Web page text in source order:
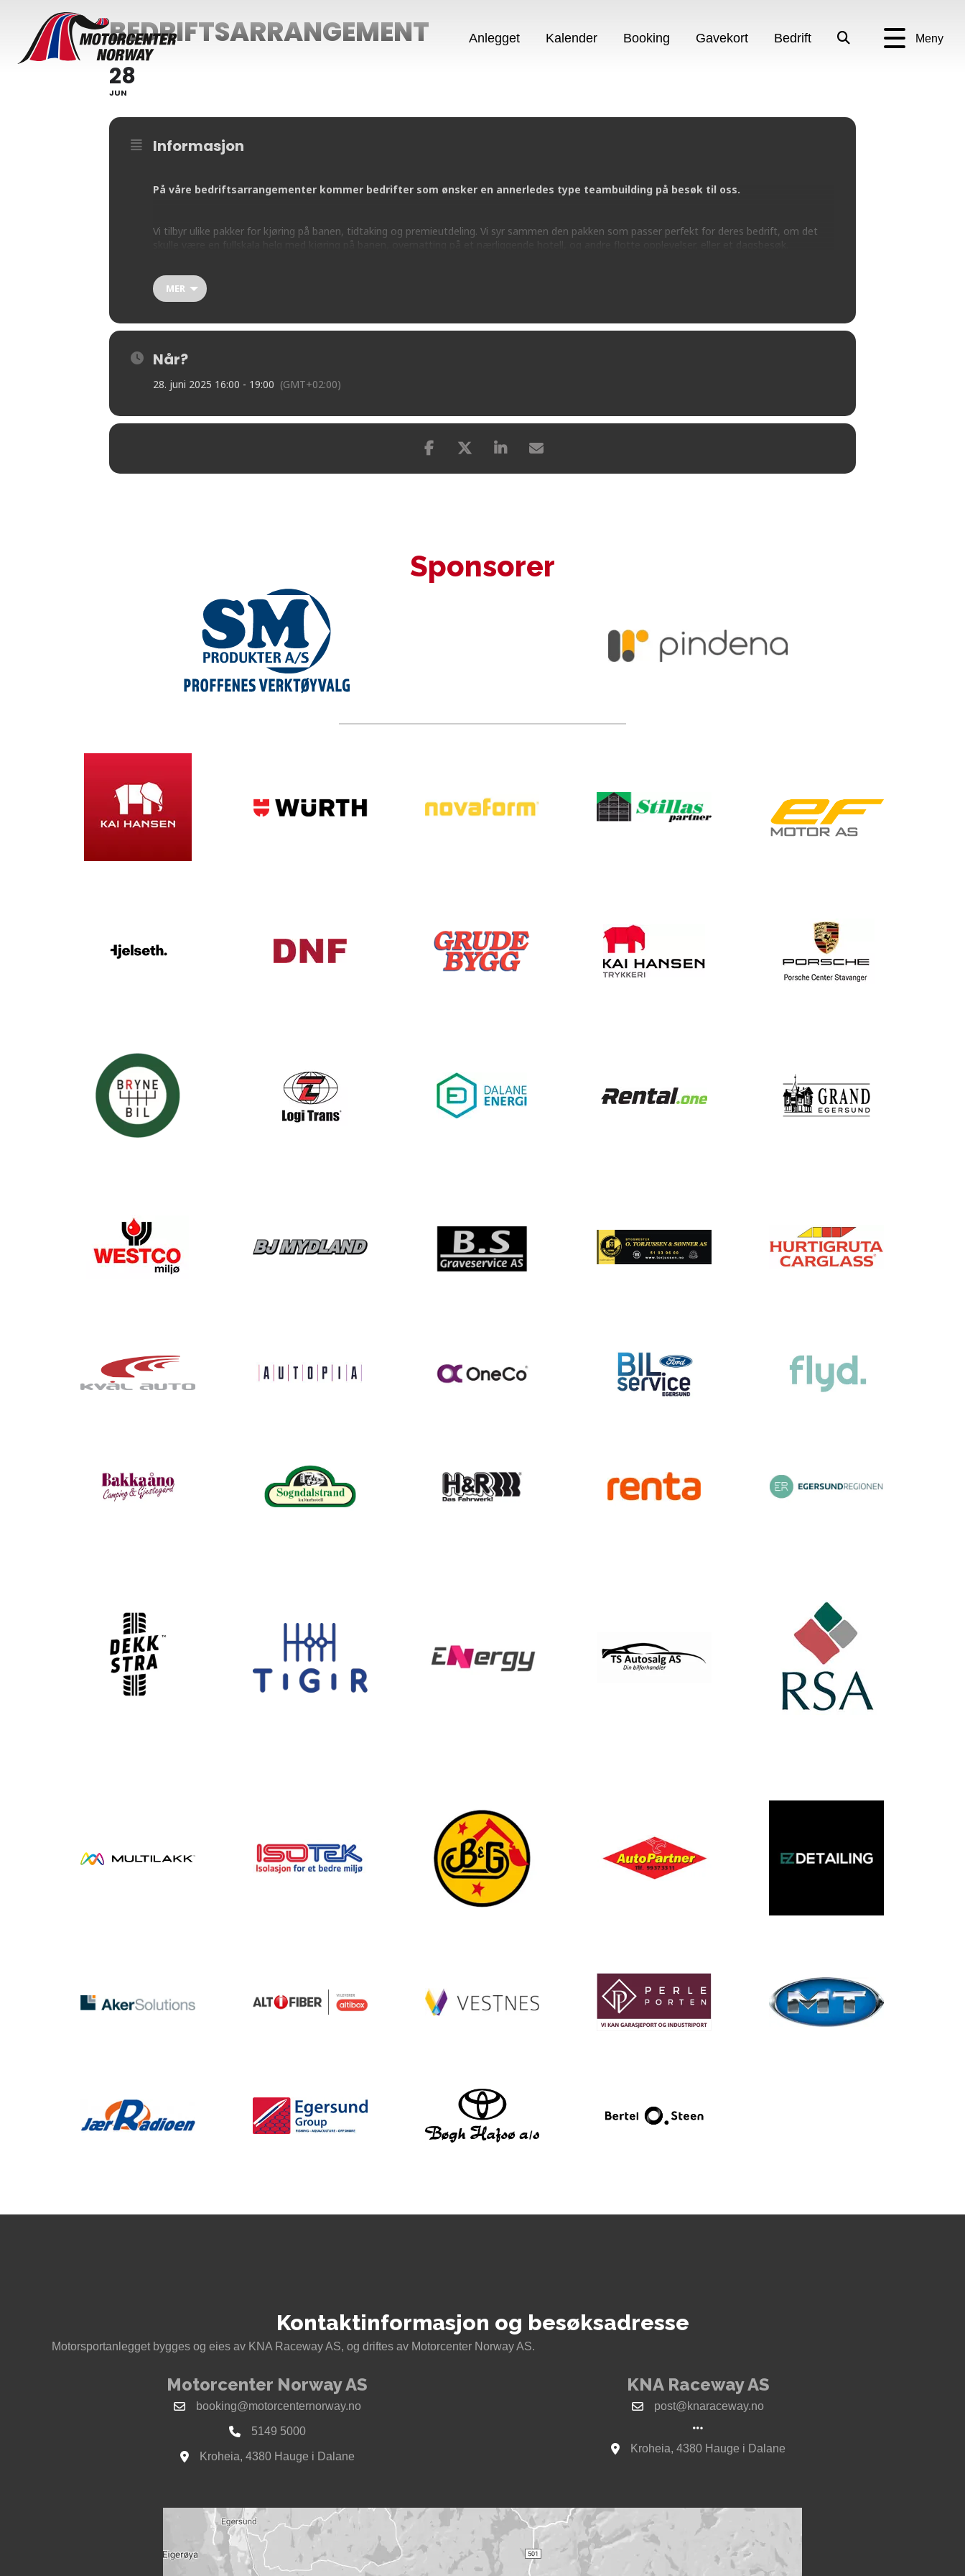
Anlegget Kalender Booking Gavekort Bedrift Meny
BEDRIFTSARRANGEMENT
28
JUN
Informasjon
På våre bedriftsarrangementer kommer bedrifter som ønsker en annerledes type teambuilding på besøk til oss.
Vi tilbyr ulike pakker for kjøring på banen, tidtaking og premieutdeling. Vi syr sammen den pakken som passer perfekt for deres bedrift, om det
skulle være en fullskala helg med kjøring på banen, overnatting på et nærliggende hotell, og andre flotte opplevelser, eller et dagsbesøk.
Ta kontakt for en lavterskel prat om hvordan et besøk med DIN bedrift kan se ut:
MER
Når?
28. juni 2025 16:00 - 19:00 (GMT+02:00)
Sponsorer
Kontaktinformasjon og besøksadresse
Motorsportanlegget bygges og eies av KNA Raceway AS, og driftes av Motorcenter Norway AS.
Motorcenter Norway AS
booking@motorcenternorway.no
5149 5000
Se kart til Motorcenter Norway i Sokndal
Kroheia, 4380 Hauge i Dalane
KNA Raceway AS
post@knaraceway.no
Se kart til Motorcenter Norway i Sokndal
Kroheia, 4380 Hauge i Dalane